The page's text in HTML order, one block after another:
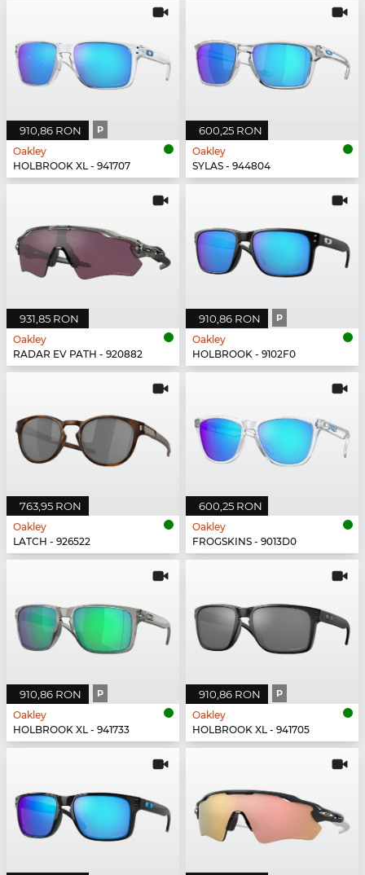
910,86 RON P
Oakley
HOLBROOK XL - 941707
600,25 RON
Oakley
SYLAS - 944804
931,85 RON
Oakley
RADAR EV PATH - 920882
910,86 RON P
Oakley
HOLBROOK - 9102F0
763,95 RON
Oakley
LATCH - 926522
600,25 RON
Oakley
FROGSKINS - 9013D0
910,86 RON P
Oakley
HOLBROOK XL - 941733
910,86 RON P
Oakley
HOLBROOK XL - 941705